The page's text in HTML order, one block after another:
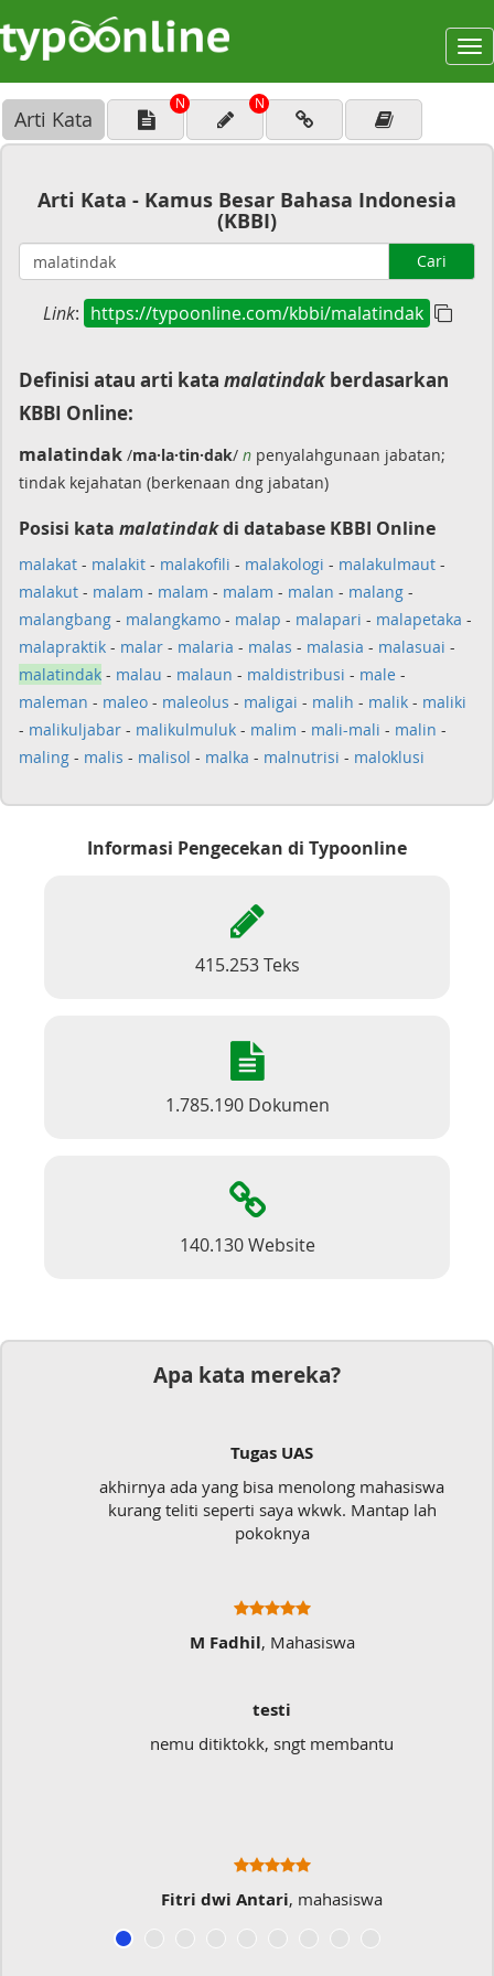
Arti Kata
N N
Arti Kata - Kamus Besar Bahasa Indonesia
(KBBI)
Cari
Link: https://typoonline.com/kbbi/malatindak
Definisi atau arti kata malatindakberdasarkan
KBBI Online:
malatindak /ma·la·tin·dak/ n penyalahgunaan jabatan;
tindak kejahatan (berkenaan dng jabatan)
Posisi kata malatindakdi database KBBI Online
malakat - malakit - malakofili - malakologi - malakulmaut -
malakut - malam - malam - malam - malan - malang -
malangbang - malangkamo - malap - malapari - malapetaka -
malapraktik - malar - malaria - malas - malasia - malasuai -
malatindak - malau - malaun - maldistribusi - male -
maleman - maleo - maleolus - maligai - malih - malik - maliki
- malikuljabar - malikulmuluk - malim - mali-mali - malin -
maling - malis - malisol - malka - malnutrisi - maloklusi
Informasi Pengecekan di Typoonline
415.253 Teks
1.785.190 Dokumen
140.130 Website
Apa kata mereka?
Tugas UAS
akhirnya ada yang bisa menolong mahasiswa
kurang teliti seperti saya wkwk. Mantap lah
pokoknya
M Fadhil, Mahasiswa
testi
nemu ditiktokk, sngt membantu
Fitri dwi Antari, mahasiswa